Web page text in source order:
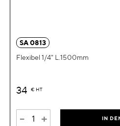
SA 0813
Flexibel 1/4" L.1500mm
34 € HT
- + IN